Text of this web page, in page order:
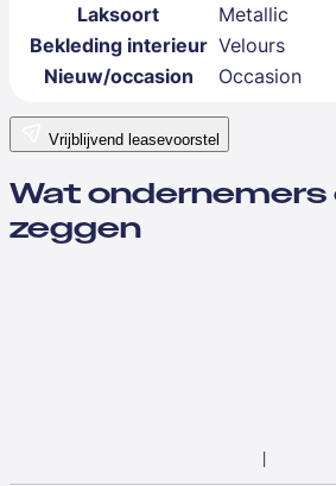
Laksoort
Metallic
Bekleding interieur Velours
Nieuw/occasion
Occasion
Vrijblijvend leasevoorstel
Wat ondernemers
zeggen